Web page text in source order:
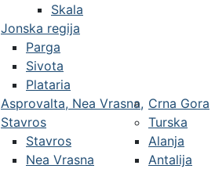
Skala
Jonska regija
Parga
Sivota
Plataria
Asprovalta, Nea Vrasna,
Stavros
Stavros
Nea Vrasna
Crna Gora
Turska
Alanja
Antalija